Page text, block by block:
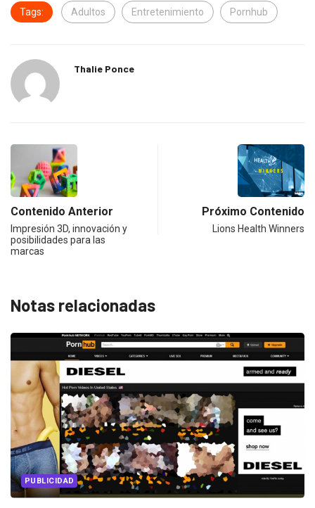
Tags: Adultos Entretenimiento Pornhub
Thalie Ponce
Contenido Anterior
Impresión 3D, innovación y
posibilidades para las
marcas
Próximo Contenido
Lions Health Winners
Notas relacionadas
PUBLICIDAD